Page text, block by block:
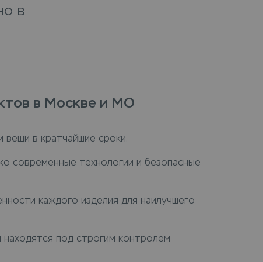
в
в Москве и МО
вещи в кратчайшие сроки.
современные технологии и безопасные
каждого изделия для наилучшего
находятся под строгим контролем